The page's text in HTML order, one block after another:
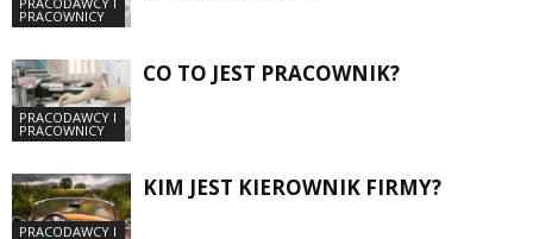
PRACOWNICY
PRACODAWCY I
PRACOWNICY
CO TO JEST PRACOWNIK?
PRACODAWCY I
KIM JEST KIEROWNIK FIRMY?